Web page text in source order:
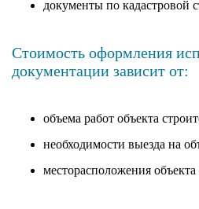
документы по кадастровой
Стоимость оформления
документации зависит от:
объема работ объекта
необходимости выезда на
месторасположения объекта